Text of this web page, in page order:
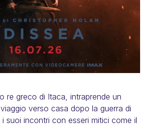
re greco di Itaca, intraprende un
verso casa dopo la guerra di
suoi incontri con esseri mitici come il